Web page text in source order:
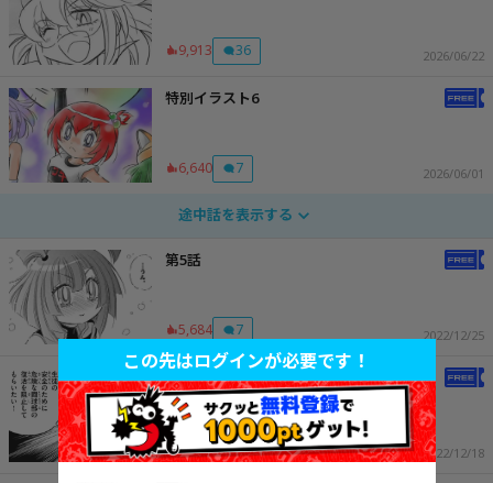
9,913 36 2026/06/22
特別イラスト6
6,640 7 2026/06/01
途中話を表示する
第5話
5,684 7 2022/12/25
第4話
5,651 8 2022/12/18
この先はログインが必要です！